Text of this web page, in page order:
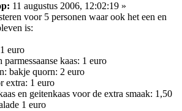
11 augustus 2006, 12:02:19 »
voor 5 personen waar ook het een en
is:
euro
kaas: 1 euro
bakje quorn: 2 euro
extra: 1 euro
en geitenkaas voor de extra smaak: 1,50
1 euro